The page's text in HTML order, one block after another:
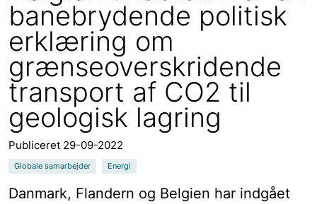
banebrydende politisk
erklæring om
grænseoverskridende
transport af CO2 til
geologisk lagring
Publiceret 29-09-2022
Globale samarbejder Energi
Danmark, Flandern og Belgien har indgået